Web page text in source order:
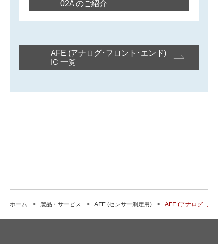
02A のご紹介
AFE (アナログ･フロント･エンド)
IC 一覧
ホーム 製品・サービス AFE (センサー測定用) AFE (アナログ･フ